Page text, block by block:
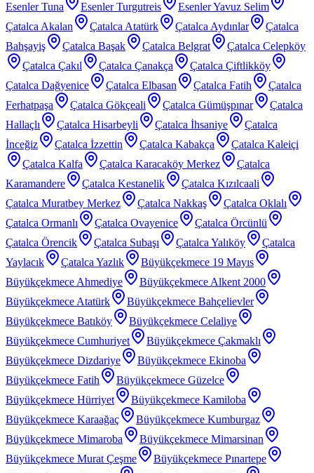
Esenler Tuna
Esenler Turgutreis
Esenler Yavuz Selim
Çatalca Akalan
Çatalca Atatürk Çatalca Aydınlar
Çatalca
Bahşayiş
Çatalca Başak Çatalca Belgrat
Çatalca Celepköy
Çatalca Çakıl
Çatalca Çanakça
Çatalca Çiftlikköy
Çatalca Dağyenice
Çatalca Elbasan Çatalca Fatih
Çatalca
Ferhatpaşa
Çatalca Gökçeali Çatalca Gümüşpınar
Çatalca
Hallaçlı
Çatalca Hisarbeyli Çatalca İhsaniye
Çatalca
İnceğiz
Çatalca İzzettin Çatalca Kabakça
Çatalca Kaleiçi
Çatalca Kalfa
Çatalca Karacaköy Merkez
Çatalca
Karamandere
Çatalca Kestanelik
Çatalca Kızılcaali
Çatalca Muratbey Merkez
Çatalca Nakkaş
Çatalca Oklalı
Çatalca Ormanlı
Çatalca Ovayenice
Çatalca Örcünlü
Çatalca Örencik
Çatalca Subaşı Çatalca Yalıköy
Çatalca
Yaylacık
Çatalca Yazlık
Büyükçekmece 19 Mayıs
Büyükçekmece Ahmediye
Büyükçekmece Alkent 2000
Büyükçekmece Atatürk
Büyükçekmece Bahçelievler
Büyükçekmece Batıköy
Büyükçekmece Celaliye
Büyükçekmece Cumhuriyet
Büyükçekmece Çakmaklı
Büyükçekmece Dizdariye
Büyükçekmece Ekinoba
Büyükçekmece Fatih
Büyükçekmece Güzelce
Büyükçekmece Hürriyet
Büyükçekmece Kamiloba
Büyükçekmece Karaağaç
Büyükçekmece Kumburgaz
Büyükçekmece Mimaroba
Büyükçekmece Mimarsinan
Büyükçekmece Murat Çeşme
Büyükçekmece Pınartepe